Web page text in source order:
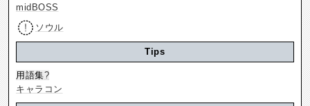
midBOSS
ソウル
Tips
用語集?
キャラコン